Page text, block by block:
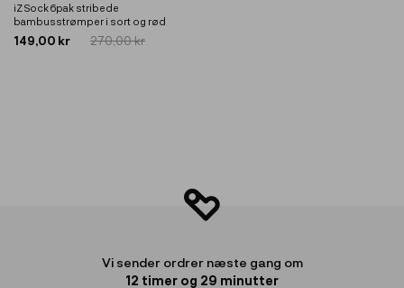
iZ Sock 6pak stribede
bambusstrømper i sort og rød
149,00 kr 270,00 kr
Vi sender ordrer næste gang om
12 timer og 29 minutter